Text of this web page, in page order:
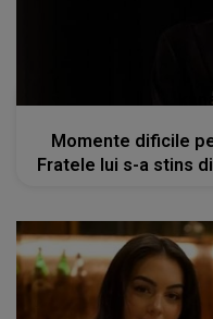
Momente dificile
Fratele lui s-a stins